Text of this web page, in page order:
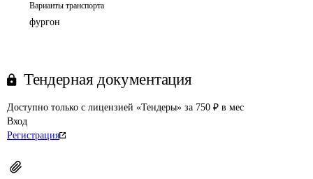
Варианты транспорта
фургон
Тендерная документация
Доступно только с лицензией «Тендеры» за 750 ₽ в мес
Вход
Регистрация